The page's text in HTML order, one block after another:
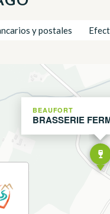
y postales
BEAUFORT
BRASSERIE